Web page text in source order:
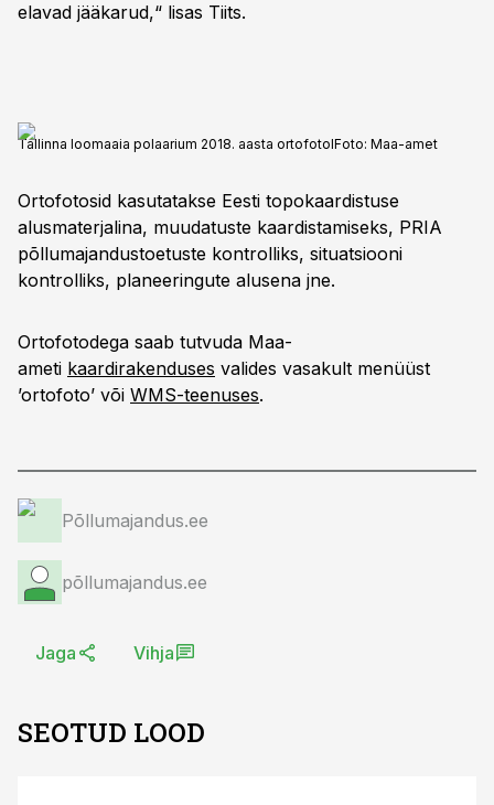
elavad jääkarud,“ lisas Tiits.
Tallinna loomaaia polaarium 2018. aasta ortofotolFoto: Maa-amet
Ortofotosid kasutatakse Eesti topokaardistuse
alusmaterjalina, muudatuste kaardistamiseks, PRIA
põllumajandustoetuste kontrolliks, situatsiooni
kontrolliks, planeeringute alusena jne.
Ortofotodega saab tutvuda Maa-
ameti kaardirakenduses valides vasakult menüüst
’ortofoto’ või WMS-teenuses.
Põllumajandus.ee
põllumajandus.ee
Jaga Vihja
SEOTUD LOOD